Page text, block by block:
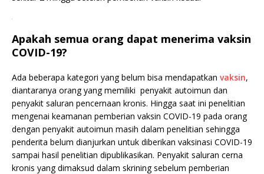
Apakah semua orang dapat menerima vaksin
COVID-19?
Ada beberapa kategori yang belum bisa mendapatkan vaksin,
diantaranya orang yang memiliki penyakit autoimun dan
penyakit saluran pencernaan kronis. Hingga saat ini penelitian
mengenai keamanan pemberian vaksin COVID-19 pada orang
dengan penyakit autoimun masih dalam penelitian sehingga
penderita belum dianjurkan untuk diberikan vaksinasi COVID-19
sampai hasil penelitian dipublikasikan. Penyakit saluran cerna
kronis yang dimaksud dalam skrining sebelum pemberian